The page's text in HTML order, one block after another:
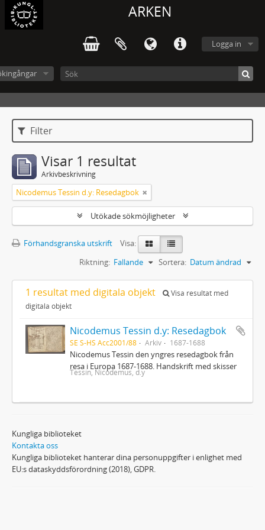
ARKEN
Logga in
Filter
Visar 1 resultat
Arkivbeskrivning
Nicodemus Tessin d.y: Resedagbok
Utökade sökmöjligheter
Förhandsgranska utskrift
Visa:
Sortera: Datum ändrad
Riktning: Fallande
1 resultat med digitala objekt
Visa resultat med
digitala objekt
Nicodemus Tessin d.y: Resedagbok
SE S-HS Acc2001/88 Arkiv 1687-1688
Nicodemus Tessin den yngres resedagbok från
resa i Europa 1687-1688. Handskrift med skisser
Tessin, Nicodemus, d.y
Kungliga biblioteket
Kontakta oss
Kungliga biblioteket hanterar dina personuppgifter i enlighet med
EU:s dataskyddsförordning (2018), GDPR.